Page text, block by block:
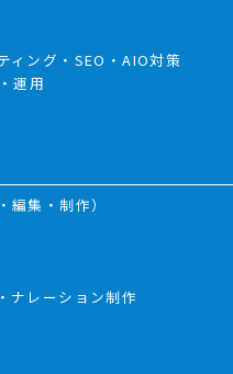
ィング・SEO・AIO対策
運用
編集・制作）
ナレーション制作